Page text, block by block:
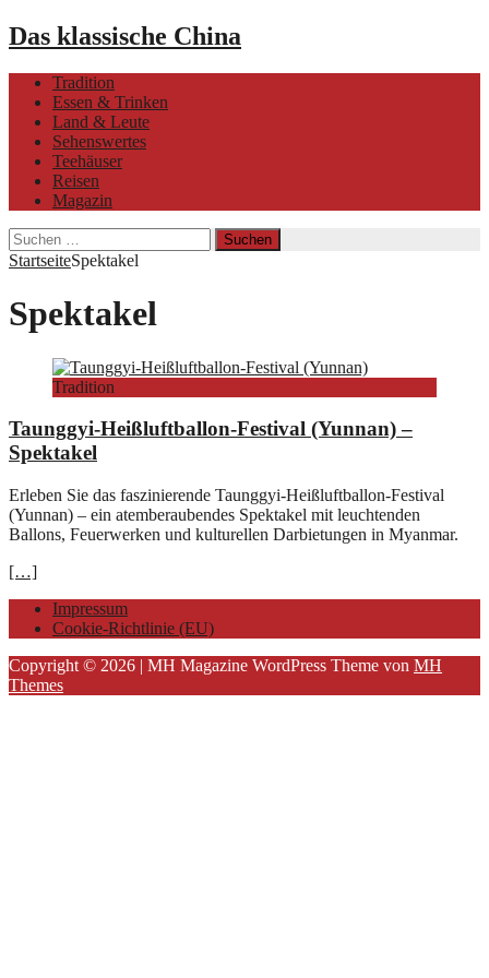
Das klassische China
Tradition
Essen & Trinken
Land & Leute
Sehenswertes
Teehäuser
Reisen
Magazin
Suchen
nach:
StartseiteSpektakel
Spektakel
Tradition
Taunggyi-Heißluftballon-Festival (Yunnan) –
Spektakel
Erleben Sie das faszinierende Taunggyi-Heißluftballon-Festival
(Yunnan) – ein atemberaubendes Spektakel mit leuchtenden
Ballons, Feuerwerken und kulturellen Darbietungen in Myanmar.
[…]
Impressum
Cookie-Richtlinie (EU)
Copyright © 2026 | MH Magazine WordPress Theme von MH
Themes